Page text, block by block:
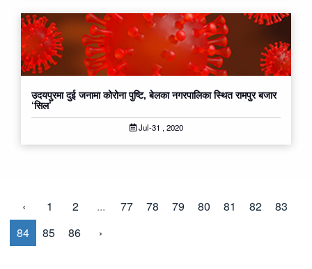
उदयपुरमा दुई जनामा कोरोना पुष्टि, बेलका नगरपालिका स्थित रामपुर बजार
‘सिल’
Jul-31 , 2020
‹ 1 2 ... 77 78 79 80 81 82
83
84
85 86 ›